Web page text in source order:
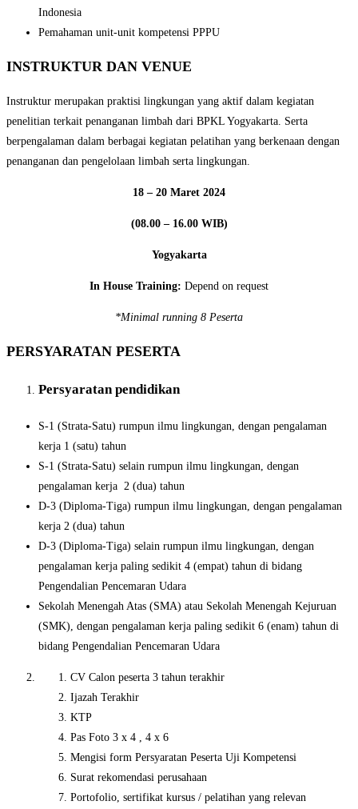
Indonesia
Pemahaman unit-unit kompetensi PPPU
INSTRUKTUR DAN VENUE
Instruktur merupakan praktisi lingkungan yang aktif dalam kegiatan
penelitian terkait penanganan limbah dari BPKL Yogyakarta. Serta
berpengalaman dalam berbagai kegiatan pelatihan yang berkenaan dengan
penanganan dan pengelolaan limbah serta lingkungan.
18 – 20 Maret 2024
(08.00 – 16.00 WIB)
Yogyakarta
In House Training: Depend on request
*Minimal running 8 Peserta
PERSYARATAN PESERTA
Persyaratan pendidikan
S-1 (Strata-Satu) rumpun ilmu lingkungan, dengan pengalaman
kerja 1 (satu) tahun
S-1 (Strata-Satu) selain rumpun ilmu lingkungan, dengan
pengalaman kerja 2 (dua) tahun
D-3 (Diploma-Tiga) rumpun ilmu lingkungan, dengan pengalaman
kerja 2 (dua) tahun
D-3 (Diploma-Tiga) selain rumpun ilmu lingkungan, dengan
pengalaman kerja paling sedikit 4 (empat) tahun di bidang
Pengendalian Pencemaran Udara
Sekolah Menengah Atas (SMA) atau Sekolah Menengah Kejuruan
(SMK), dengan pengalaman kerja paling sedikit 6 (enam) tahun di
bidang Pengendalian Pencemaran Udara
CV Calon peserta 3 tahun terakhir
Ijazah Terakhir
KTP
Pas Foto 3 x 4 , 4 x 6
Mengisi form Persyaratan Peserta Uji Kompetensi
Surat rekomendasi perusahaan
Portofolio, sertifikat kursus / pelatihan yang relevan